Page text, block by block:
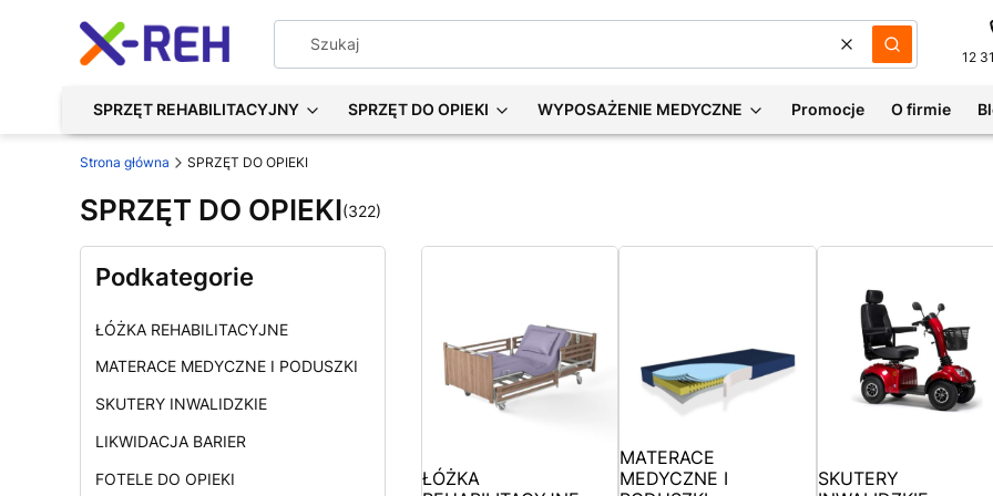
WyczyśćSzukaj 12
SPRZĘT REHABILITACYJNY SPRZĘT DO OPIEKI WYPOSAŻENIE MEDYCZNE Promocje O firmie
Strona główna SPRZĘT DO OPIEKI
SPRZĘT DO OPIEKI(322)
Podkategorie
ŁÓŻKA REHABILITACYJNE
MATERACE MEDYCZNE I PODUSZKI
SKUTERY INWALIDZKIE
LIKWIDACJA BARIER
FOTELE DO OPIEKI
ŁÓŻKA
MATERACE
MEDYCZNE I
SKUTERY